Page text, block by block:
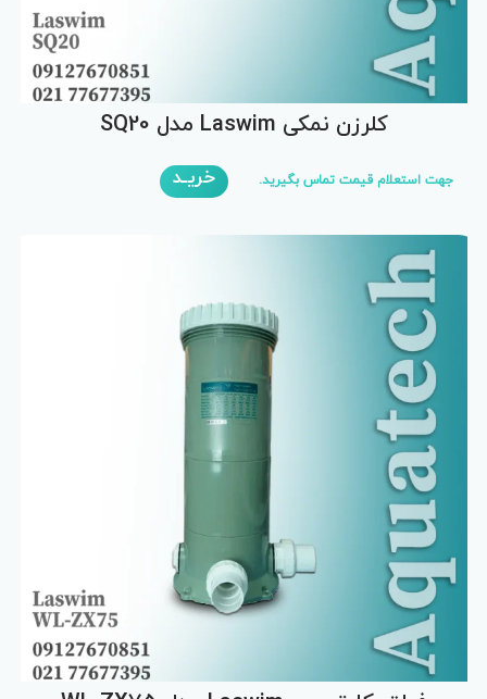
کلرزن نمکی Laswim مدل SQ20
جهت استعلام قیمت تماس بگیرید. خریـد